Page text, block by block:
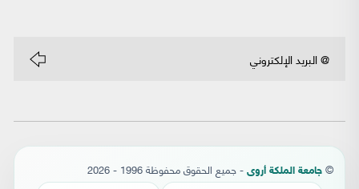
© جامعة الملكة أروى - جميع الحقوق محفوظة 1996 - 2026